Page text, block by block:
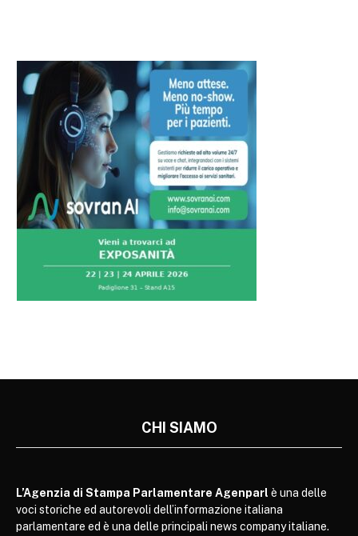
CHI SIAMO
L’Agenzia di Stampa Parlamentare Agenparl è una delle
voci storiche ed autorevoli dell’informazione italiana
parlamentare ed è una delle principali news company italiane.